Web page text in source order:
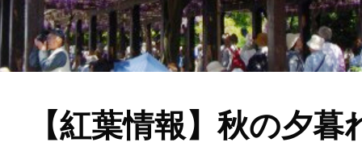
【紅葉情報】秋の夕